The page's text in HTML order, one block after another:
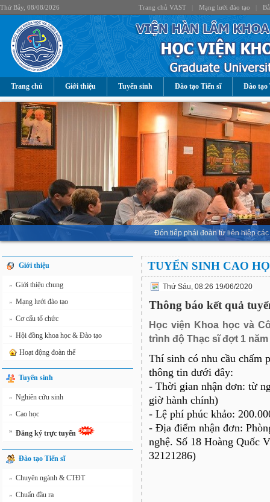
Thứ Bảy, 08/08/2026 Trang chủ VAST Mạng lưới đào tạo
Trang chủ Giới thiệu Tuyển sinh Đào tạo Tiến sĩ Đào tạo
Đón tiếp phái đoàn từ liên hiệp
Giới thiệu
» Giới thiệu chung
» Mạng lưới đào tạo
» Cơ cấu tổ chức
» Hội đồng khoa học & Đào tạo
Hoạt động đoàn thể
Tuyển sinh
» Nghiên cứu sinh
» Cao học
» Đăng ký trực tuyến
Đào tạo Tiến sĩ
» Chuyên ngành & CTĐT
» Chuẩn đầu ra
TUYỂN SINH CAO
Thứ Sáu, 08:26 19/06/2020
Thông báo kết quả
Học viện Khoa học và
trình độ Thạc sĩ đợt 1
Thí sinh có nhu cầu chấm
thông tin dưới đây:
- Thời gian nhận đơn: từ
giờ hành chính)
- Lệ phí phúc khảo:
- Địa điểm nhận đơn:
nghệ. Số 18 Hoàng Quốc
32121286)